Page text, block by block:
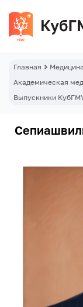
Главная Медицина
Академическая
Выпускники